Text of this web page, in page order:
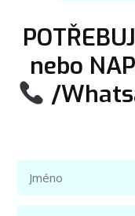
nebo
/